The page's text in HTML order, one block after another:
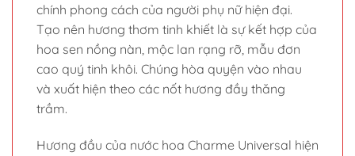
chính phong cách của người phụ nữ hiện đại.
Tạo nên hương thơm tinh khiết là sự kết hợp của
hoa sen nồng nàn, mộc lan rạng rỡ, mẫu đơn
cao quý tinh khôi. Chúng hòa quyện vào nhau
và xuất hiện theo các nốt hương đầy thăng
trầm.
Hương đầu của nước hoa Charme Universal hiện